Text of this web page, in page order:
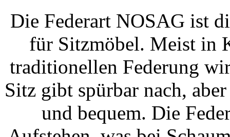
Die Federart NOSAG ist
für Sitzmöbel. Meist in
traditionellen Federung
Sitz gibt spürbar nach,
und bequem. Die